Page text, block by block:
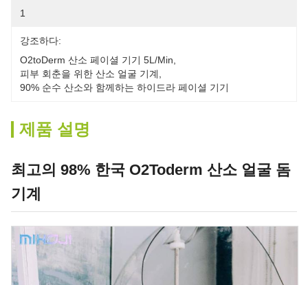
1
강조하다:
O2toDerm 산소 페이셜 기기 5L/min
피부 회춘을 위한 산소 얼굴 기계
90% 순수 산소와 함께하는 하이드라 페이셜 기기
제품 설명
최고의 98% 한국 O2Toderm 산소 얼굴 돔
기계